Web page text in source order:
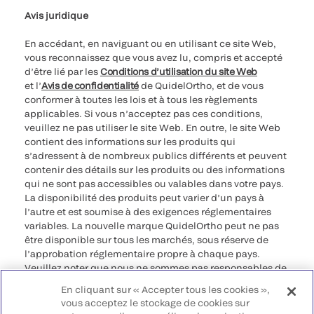
Avis juridique
En accédant, en naviguant ou en utilisant ce site Web,
vous reconnaissez que vous avez lu, compris et accepté
d’être lié par lesConditions d’utilisation du site Web
et l’Avis de confidentialitéde QuidelOrtho, et de vous
conformer à toutes les lois et à tous les règlements
applicables. Si vous n’acceptez pas ces conditions,
veuillez ne pas utiliser le site Web. En outre, le site Web
contient des informations sur les produits qui
s’adressent à de nombreux publics différents et peuvent
contenir des détails sur les produits ou des informations
qui ne sont pas accessibles ou valables dans votre pays.
La disponibilité des produits peut varier d’un pays à
l’autre et est soumise à des exigences réglementaires
variables. La nouvelle marque QuidelOrtho peut ne pas
être disponible sur tous les marchés, sous réserve de
l’approbation réglementaire propre à chaque pays.
Veuillez noter que nous ne sommes pas responsables de
conformes à une procédure légale, à une
réglementation, à un enregistrement ou à un usage dans
En cliquant sur « Accepter tous les cookies »,
vous acceptez le stockage de cookies sur